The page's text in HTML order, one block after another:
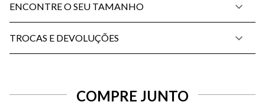
ENCONTRE O SEU TAMANHO
TROCAS E DEVOLUÇÕES
COMPRE JUNTO